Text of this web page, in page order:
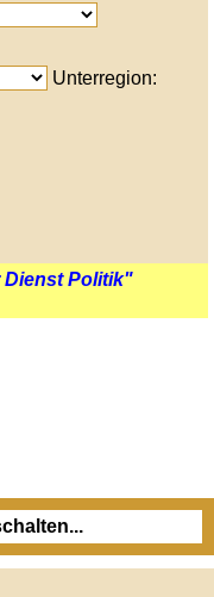
Unterregion:
Dienst Politik"